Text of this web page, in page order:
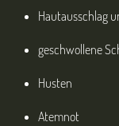
Hautausschlag
geschwollene
Husten
Atemnot